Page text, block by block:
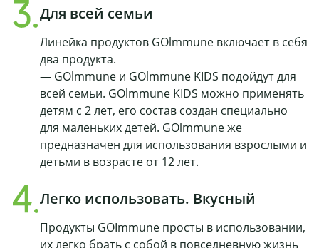
Для всей семьи
Линейка продуктов GOlmmune включает в себя
два продукта.
— GOlmmune и GOlmmune KIDS подойдут для
всей семьи. GOlmmune KIDS можно применять
детям с 2 лет, его состав создан специально
для маленьких детей. GOlmmune же
предназначен для использования взрослыми и
детьми в возрасте от 12 лет.
Легко использовать. Вкусный
Продукты GOImmune просты в использовании,
их легко брать с собой в повседневную жизнь